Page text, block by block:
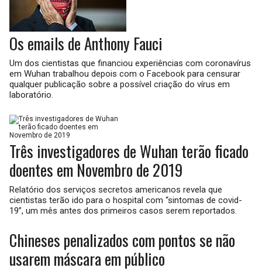
Os emails de Anthony Fauci
Um dos cientistas que financiou experiências com coronavírus
em Wuhan trabalhou depois com o Facebook para censurar
qualquer publicação sobre a possível criação do vírus em
laboratório.
Três investigadores de Wuhan terão ficado
doentes em Novembro de 2019
Relatório dos serviços secretos americanos revela que
cientistas terão ido para o hospital com “sintomas de covid-
19”, um mês antes dos primeiros casos serem reportados.
Chineses penalizados com pontos se não
usarem máscara em público